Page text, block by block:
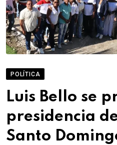
POLÍTICA
Luis Bello se
presidencia
Santo